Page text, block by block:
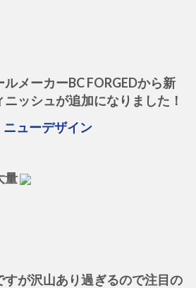
メーカーBC FORGEDから新
ッシュが追加になりました！
量
が沢山あり過ぎるので注目の